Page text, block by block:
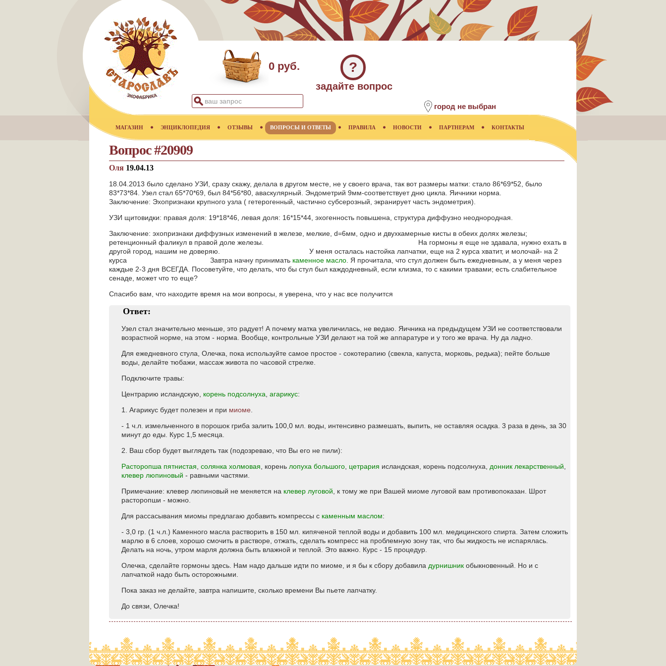
0 руб. ?
задайте вопрос
город не выбран
МАГАЗИН ЭНЦИКЛОПЕДИЯ ОТЗЫВЫ ВОПРОСЫ И ОТВЕТЫ ПРАВИЛА НОВОСТИ ПАРТНЕРАМ КОНТАКТЫ
Вопрос #20909
Оля 19.04.13
18.04.2013 было сделано УЗИ, сразу скажу, делала в другом месте, не у своего врача, так вот размеры матки: стало 86*69*52, было
83*73*84. Узел стал 65*70*69, был 84*56*80, аваскулярный. Эндометрий 9мм-соответствует дню цикла. Яичники норма.
Заключение: Эхопризнаки крупного узла ( гетерогенный, частично субсерозный, экранирует часть эндометрия).
УЗИ щитовидки: правая доля: 19*18*46, левая доля: 16*15*44, эхогенность повышена, структура диффузно неоднородная.
Заключение: эхопризнаки диффузных изменений в железе, мелкие, d=6мм, одно и двухкамерные кисты в обеих долях железы;
ретенционный фаликул в правой доле железы. На гормоны я еще не здавала, нужно ехать в
другой город, нашим не доверяю. У меня осталась настойка лапчатки, еще на 2 курса хватит, и молочай- на 2
курса Завтра начну принимать каменное масло . Я прочитала, что стул должен быть ежедневным, а у меня через
каждые 2-3 дня ВСЕГДА. Посоветуйте, что делать, что бы стул был каждодневный, если клизма, то с какими травами; есть слабительное
сенаде, может что то еще?
Спасибо вам, что находите время на мои вопросы, я уверена, что у нас все получится
Ответ:
Узел стал значительно меньше, это радует! А почему матка увеличилась, не ведаю. Яичника на предыдущем УЗИ не соответствовали
возрастной норме, на этом - норма. Вообще, контрольные УЗИ делают на той же аппаратуре и у того же врача. Ну да ладно.
Для ежедневного стула, Олечка, пока используйте самое простое - сокотерапию (свекла, капуста, морковь, редька); пейте больше
воды, делайте тюбажи, массаж живота по часовой стрелке.
Подключите травы:
Центрарию исландскую, корень подсолнуха агарикус:
1. Агарикус будет полезен и при миоме
- 1 ч.л. измельченного в порошок гриба залить 100,0 мл. воды, интенсивно размешать, выпить, не оставляя осадка. 3 раза в день, за 30
минут до еды. Курс 1,5 месяца.
2. Ваш сбор будет выглядеть так (подозреваю, что Вы его не пили):
Расторопша пятнистая солянка холмовая , корень лопуха большого цетрария исландская, корень подсолнуха, донник лекарственный
клевер люпиновый - равными частями.
Примечание: клевер люпиновый не меняется на клевер луговой , к тому же при Вашей миоме луговой вам противопоказан. Шрот
расторопши - можно.
Для рассасывания миомы предлагаю добавить компрессы с каменным маслом:
- 3,0 гр. (1 ч.л.) Каменного масла растворить в 150 мл. кипяченой теплой воды и добавить 100 мл. медицинского спирта. Затем сложить
марлю в 6 слоев, хорошо смочить в растворе, отжать, сделать компресс на проблемную зону так, что бы жидкость не испарялась.
Делать на ночь, утром марля должна быть влажной и теплой. Это важно. Курс - 15 процедур.
Олечка, сделайте гормоны здесь. Нам надо дальше идти по миоме, и я бы к сбору добавила дурнишник обыкновенный. Но и с
лапчаткой надо быть осторожными.
Пока заказ не делайте, завтра напишите, сколько времени Вы пьете лапчатку.
До связи, Олечка!